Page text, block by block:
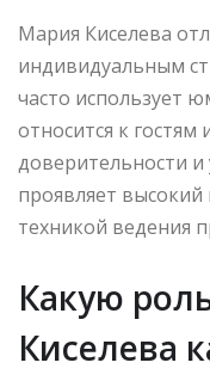
Мария Киселева
индивидуальным
часто использует
относится к гостям
доверительности
проявляет
техникой ведения
Какую
Киселева